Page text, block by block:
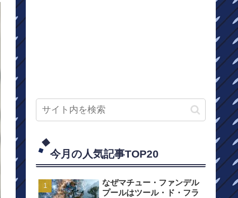
今月の人気記事TOP20
なぜマチュー・ファンデル
プールはツール・ド・フラ